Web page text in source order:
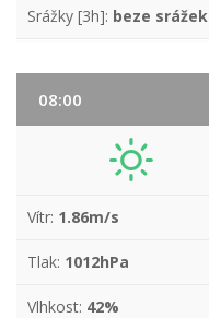
Srážky [3h]: beze srážek
08:00
Vítr: 1.86m/s
Tlak: 1012hPa
Vlhkost: 42%